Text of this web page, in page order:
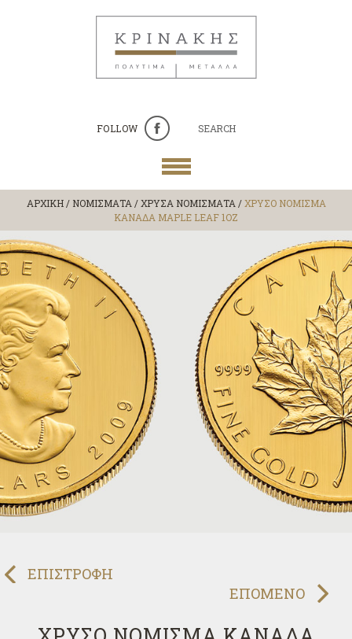
FOLLOW SEARCH
ΑΡΧΙΚΗ/ ΝΟΜΙΣΜΑΤΑ /ΧΡΥΣΑ ΝΟΜΙΣΜΑΤΑ /ΧΡΥΣΟ ΝΟΜΙΣΜΑ
ΚΑΝΑΔΑ MAPLE LEAF 1OZ
ΕΠΙΣΤΡΟΦΗ
ΕΠΟΜΕΝΟ
ΠΡΟΗΓΟΥΜΕΝΟ